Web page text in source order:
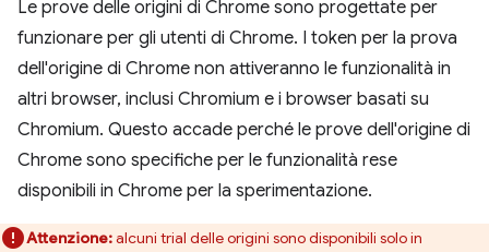
Le prove delle origini di Chrome sono progettate per
funzionare per gli utenti di Chrome. I token per la prova
dell'origine di Chrome non attiveranno le funzionalità in
altri browser, inclusi Chromium e i browser basati su
Chromium. Questo accade perché le prove dell'origine di
Chrome sono specifiche per le funzionalità rese
disponibili in Chrome per la sperimentazione.
Attenzione:alcuni trial delle origini sono disponibili solo in